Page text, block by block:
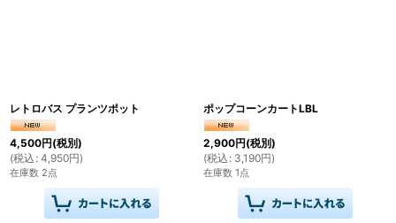
レトロバス プランツポット
4,500円(税別)
(税込 : 4,950円)
在庫数 2点
ポップコーンカートLBL
2,900円(税別)
(税込 : 3,190円)
在庫数 1点